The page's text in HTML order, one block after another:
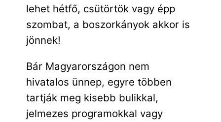
lehet hétfő, csütörtök vagy épp
szombat, a boszorkányok akkor is
jönnek!
Bár Magyarországon nem
hivatalos ünnep, egyre többen
tartják meg kisebb bulikkal,
jelmezes programokkal vagy